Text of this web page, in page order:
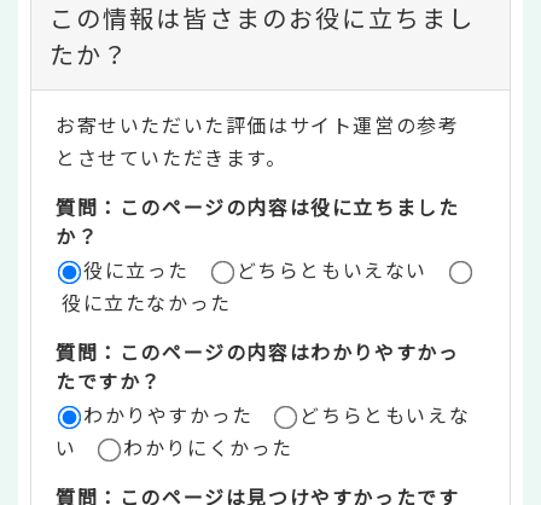
コ
ン
テ
ン
ツ
評
価
リ
ア
この情報は皆さまのお役に立ちまし
たか？
お寄せいただいた評価はサイト運営の参考
とさせていただきます。
質問：このページの内容は役に立ちました
か？
役に立った
どちらともいえない
役に立たなかった
質問：このページの内容はわかりやすかっ
たですか？
わかりやすかった
どちらともいえな
い
わかりにくかった
質問：このページは見つけやすかったです